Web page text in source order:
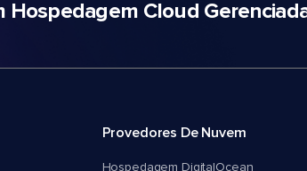
Hospedagem Cloud
Provedores De Nuvem
Hospedagem DigitalOcean